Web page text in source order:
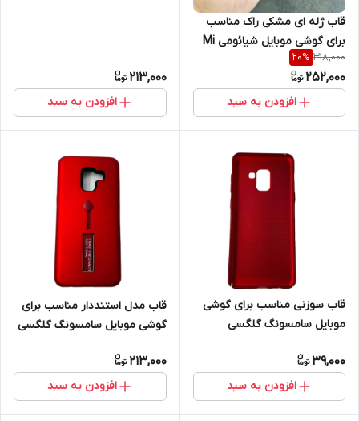
قاب ژله ای مشکی راک مناسب
برای گوشی موبایل شیائومی Mi
9se
318,000
20%
252,000
افزودن به سبد
213,000
افزودن به سبد
قاب سوزنی مناسب برای گوشی
موبایل سامسونگ گلگسی
39,000
افزودن به سبد
قاب مدل استنددار مناسب برای
گوشی موبایل سامسونگ گلگسی
213,000
افزودن به سبد